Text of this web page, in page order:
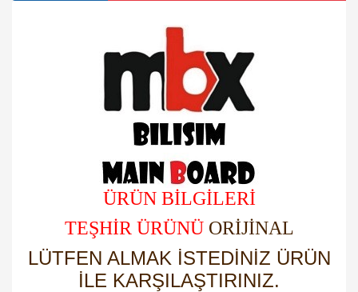
ÜRÜN BİLGİLERİ
TEŞHİR ÜRÜNÜ ORİJİNAL
LÜTFEN ALMAK İSTEDİNİZ ÜRÜN
İLE KARŞILAŞTIRINIZ.